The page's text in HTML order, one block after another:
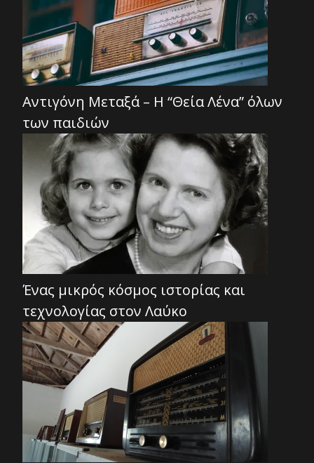
Αντιγόνη Μεταξά – Η “Θεία Λένα” όλων
των παιδιών
Ένας μικρός κόσμος ιστορίας και
τεχνολογίας στον Λαύκο